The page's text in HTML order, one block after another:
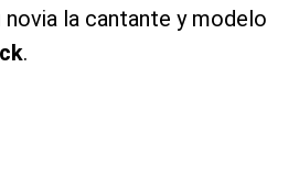
novia la cantante y modelo
.